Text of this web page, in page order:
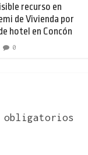
recurso en
de Vivienda por
hotel en Concón
0
obligatorios